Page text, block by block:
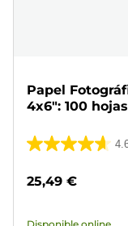
Papel
4x6": 100 hojas
4.6
25,49 €